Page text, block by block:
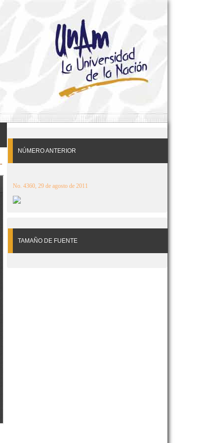
NÚMERO ANTERIOR
No. 4360, 29 de agosto de 2011
TAMAÑO DE FUENTE